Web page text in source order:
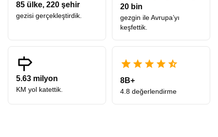
85 ülke, 220 şehir
gezisi gerçekleştirdik.
20 bin
gezgin ile Avrupa’yı
keşfettik.
5.63 milyon
KM yol katettik.
8B+
4.8 değerlendirme